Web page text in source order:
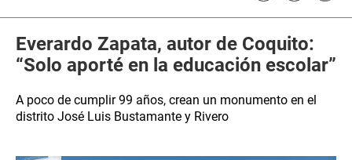
Everardo Zapata, autor de Coquito:
“Solo aporté en la educación escolar”
A poco de cumplir 99 años, crean un monumento en el
distrito José Luis Bustamante y Rivero